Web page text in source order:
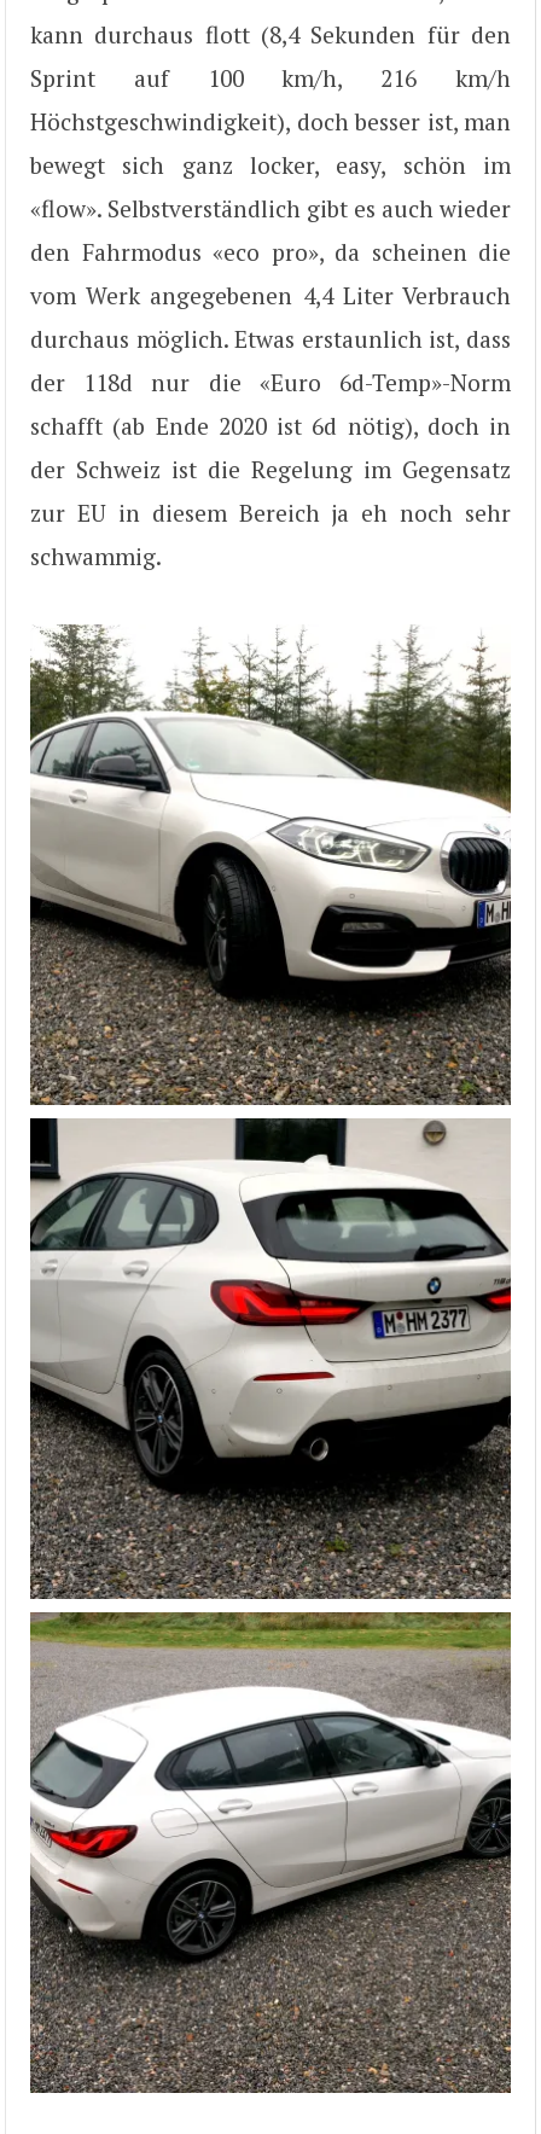
kann durchaus flott (8,4 Sekunden für den
Sprint auf 100 km/h, 216 km/h
Höchstgeschwindigkeit), doch besser ist, man
bewegt sich ganz locker, easy, schön im
«flow». Selbstverständlich gibt es auch wieder
den Fahrmodus «eco pro», da scheinen die
vom Werk angegebenen 4,4 Liter Verbrauch
durchaus möglich. Etwas erstaunlich ist, dass
der 118d nur die «Euro 6d-Temp»-Norm
schafft (ab Ende 2020 ist 6d nötig), doch in
der Schweiz ist die Regelung im Gegensatz
zur EU in diesem Bereich ja eh noch sehr
schwammig.